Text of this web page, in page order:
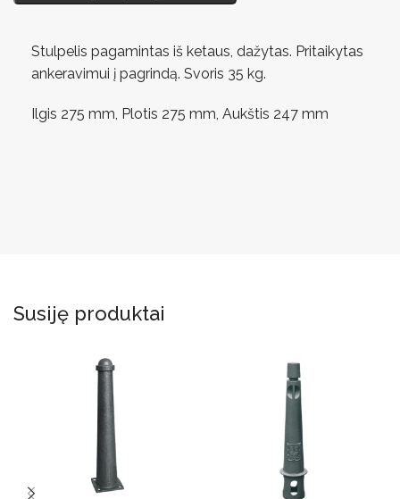
Stulpelis pagamintas iš ketaus, dažytas. Pritaikytas
ankeravimui į pagrindą. Svoris 35 kg.
Ilgis 275 mm, Plotis 275 mm, Aukštis 247 mm
Susiję produktai